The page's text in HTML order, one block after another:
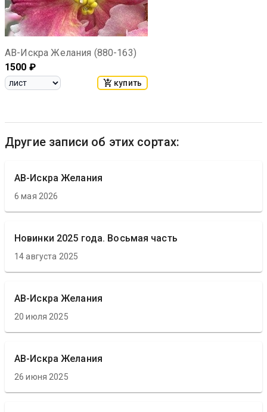
АВ-Искра Желания (880-163)
1500 ₽
купить
Другие записи об этих сортах:
АВ-Искра Желания
6 мая 2026
Новинки 2025 года. Восьмая часть
14 августа 2025
АВ-Искра Желания
20 июля 2025
АВ-Искра Желания
26 июня 2025